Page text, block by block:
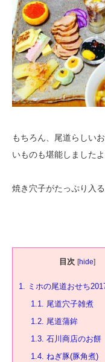
もちろん、尾道らしい
いものも堪能しました
焼き穴子がたっぷり入
目次 [hide]
1. ミホの尾道おせち
1.1. 尾道穴子雑煮
1.2. 尾道蒲鉾
1.3. 石川商店のお餅
1.4. ねぎ豚(豚角煮)